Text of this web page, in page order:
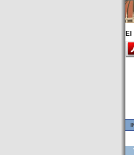
El